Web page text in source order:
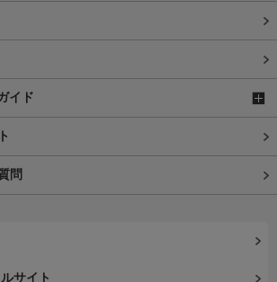
イド
問
サイト